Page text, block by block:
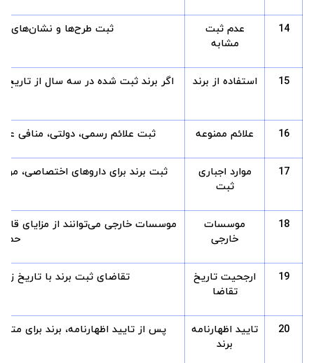
14
عدم ثبت
مشابه
ثبت طرح‌ها و نشان‌های
15 استفاده از برند
اگر برند ثبت شده در سه سال از تاریخ
16 علائم ممنوعه ثبت علائم رسمی، دولتی، منافی
17
موارد اجباری
ثبت
ثبت برند برای داروهای اختصاصی،
18
موسسات
خارجی
موسسات خارجی می‌توانند از مزایای
19
ارجحیت تاریخ
تقاضا
تقاضای ثبت برند با تاریخ
20
تایید اظهارنامه
برند
پس از تایید اظهارنامه، برند برای